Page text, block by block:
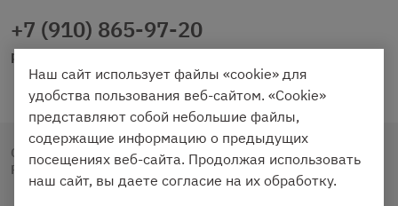
+7 (910) 865-97-20
prazdnichniy40@palmi.ru
Copyright © 2020 - 2026. Праздничный Стол.
Разработка и продвижение - Vegas Studio
Наш сайт использует файлы «cookie» для
удобства пользования веб-сайтом. «Cookie»
представляют собой небольшие файлы,
содержащие информацию о предыдущих
посещениях веб-сайта. Продолжая использовать
наш сайт, вы даете согласие на их обработку.